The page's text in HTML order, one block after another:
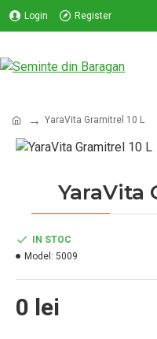
Login Register
YaraVita Gramitrel 10 L
YaraVita
0 lei
IN STOC
Model: 5009